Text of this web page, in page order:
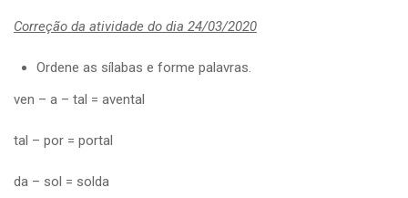
Correção da atividade do dia 24/03/2020
Ordene as sílabas e forme palavras.
ven – a – tal = avental
tal – por = portal
da – sol = solda